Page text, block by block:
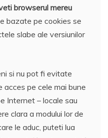
browserul mereu
bazate pe cookies se
slabe ale versiunilor
si nu pot fi evitate
acces pe cele mai bune
Internet – locale sau
clara a modului lor de
le aduc, puteti lua